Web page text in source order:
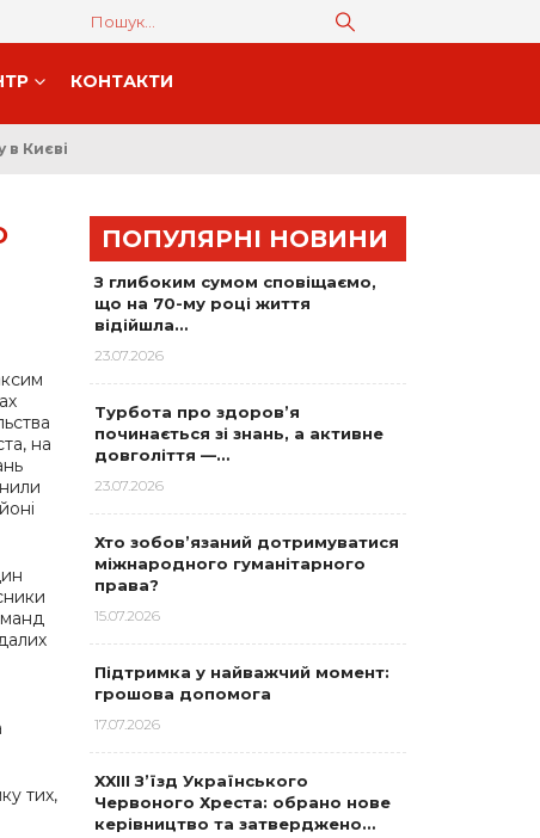
КОНТАКТИ
в Києві
на
тих,
ПОПУЛЯРНІ НОВИНИ
З глибоким сумом сповіщаємо,
що на 70-му році життя
відійшла…
23.07.2026
Турбота про здоров’я
починається зі знань, а активне
довголіття —…
23.07.2026
Хто зобов’язаний дотримуватися
міжнародного гуманітарного
права?
15.07.2026
Підтримка у найважчий момент:
грошова допомога
17.07.2026
XXIII З’їзд Українського
Червоного Хреста: обрано нове
керівництво та затверджено…